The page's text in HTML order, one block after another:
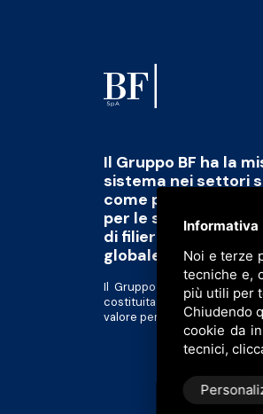
Il Gruppo BF ha la
sistema nei settori
come polo di
per le sfide del
di filiera di qualità,
globale
Il Gruppo BF è divenuto
costituita da realtà tra loro
valore per gli azionisti e tutti
Informativa
Noi e terze
tecniche e,
più utili per
Chiudendo
cookie da
tecnici,